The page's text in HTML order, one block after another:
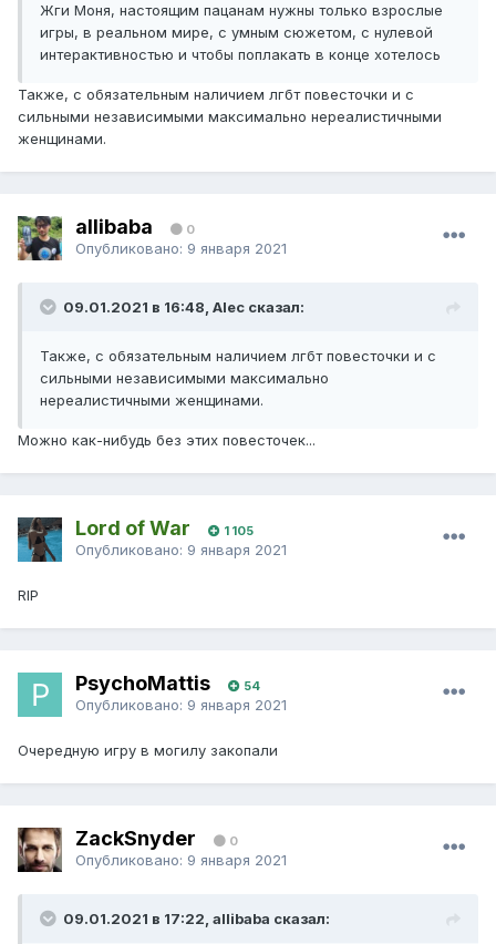
Жги Моня, настоящим пацанам нужны только взрослые
игры, в реальном мире, с умным сюжетом, с нулевой
интерактивностью и чтобы поплакать в конце хотелось
Также, с обязательным наличием лгбт повесточки и с
сильными независимыми максимально нереалистичными
женщинами.
allibaba 0
Опубликовано: 9 января 2021
09.01.2021 в 16:48, Alec сказал:
Также, с обязательным наличием лгбт повесточки и с
сильными независимыми максимально
нереалистичными женщинами.
Можно как-нибудь без этих повесточек...
Lord of War 1 105
Опубликовано: 9 января 2021
RIP
PsychoMattis 54
Опубликовано: 9 января 2021
Очередную игру в могилу закопали
ZackSnyder 0
Опубликовано: 9 января 2021
09.01.2021 в 17:22, allibaba сказал: